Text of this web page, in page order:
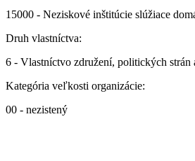
15000 - Neziskové inštitúcie slúžiace
Druh vlastníctva:
6 - Vlastníctvo združení, politických strán
Kategória veľkosti organizácie:
00 - nezistený